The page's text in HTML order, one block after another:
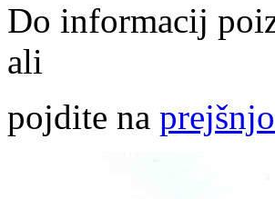
Do informacij
ali
pojdite na